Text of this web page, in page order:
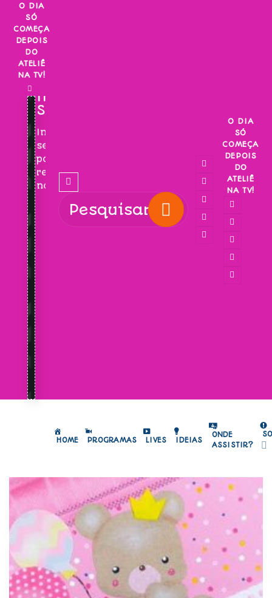
Skip
content
O DIA
SÓ
COMEÇA
DEPOIS
DO
ATELIÊ
NA TV!
INSCREVA-
SE!
Inscreva-
se
para
receber
novidades!
O DIA
SÓ
COMEÇA
DEPOIS
DO
ATELIÊ
NA TV!
HOME PROGRAMAS LIVES IDEIAS
ONDE
ASSISTIR?